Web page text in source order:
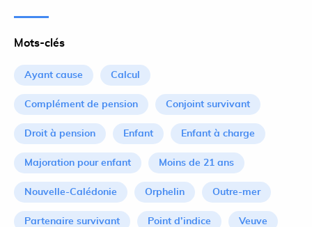
Mots-clés
Ayant cause Calcul
Complément de pension Conjoint survivant
Droit à pension Enfant Enfant à charge
Majoration pour enfant Moins de 21 ans
Nouvelle-Calédonie Orphelin Outre-mer
Partenaire survivant Point d’indice Veuve